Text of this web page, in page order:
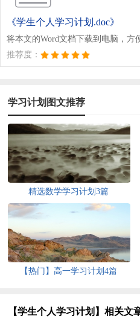
《学生个人学习计划.doc》
将本文的Word文档下载到电脑，方
推荐度：
学习计划图文推荐
精选数学学习计划3篇
【热门】高一学习计划4篇
【学生个人学习计划】相关文